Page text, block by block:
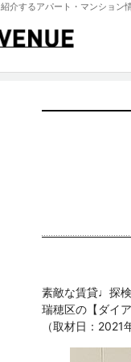
介するアパート・マンション
素敵な賃貸♩探
瑞穂区の【 ダイ
（取材日：